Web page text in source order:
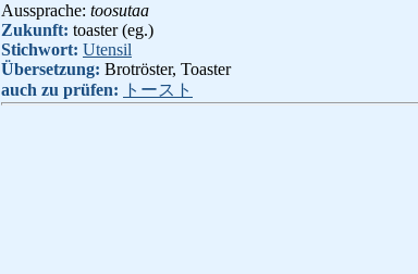
Aussprache: toosutaa
Zukunft: toaster (eg.)
Stichwort: Utensil
Übersetzung: Brotröster, Toaster
auch zu prüfen:
トースト